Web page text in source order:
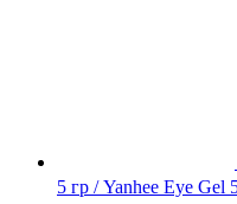
5 гр / Yanhee Eye Gel